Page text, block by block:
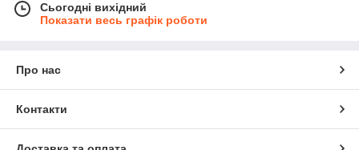
Сьогодні вихідний
Показати весь графік роботи
Про нас
Контакти